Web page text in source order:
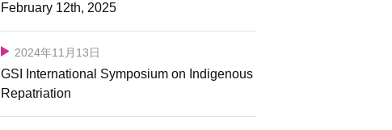
February 12th, 2025
2024年11月13日
GSI International Symposium on Indigenous
Repatriation